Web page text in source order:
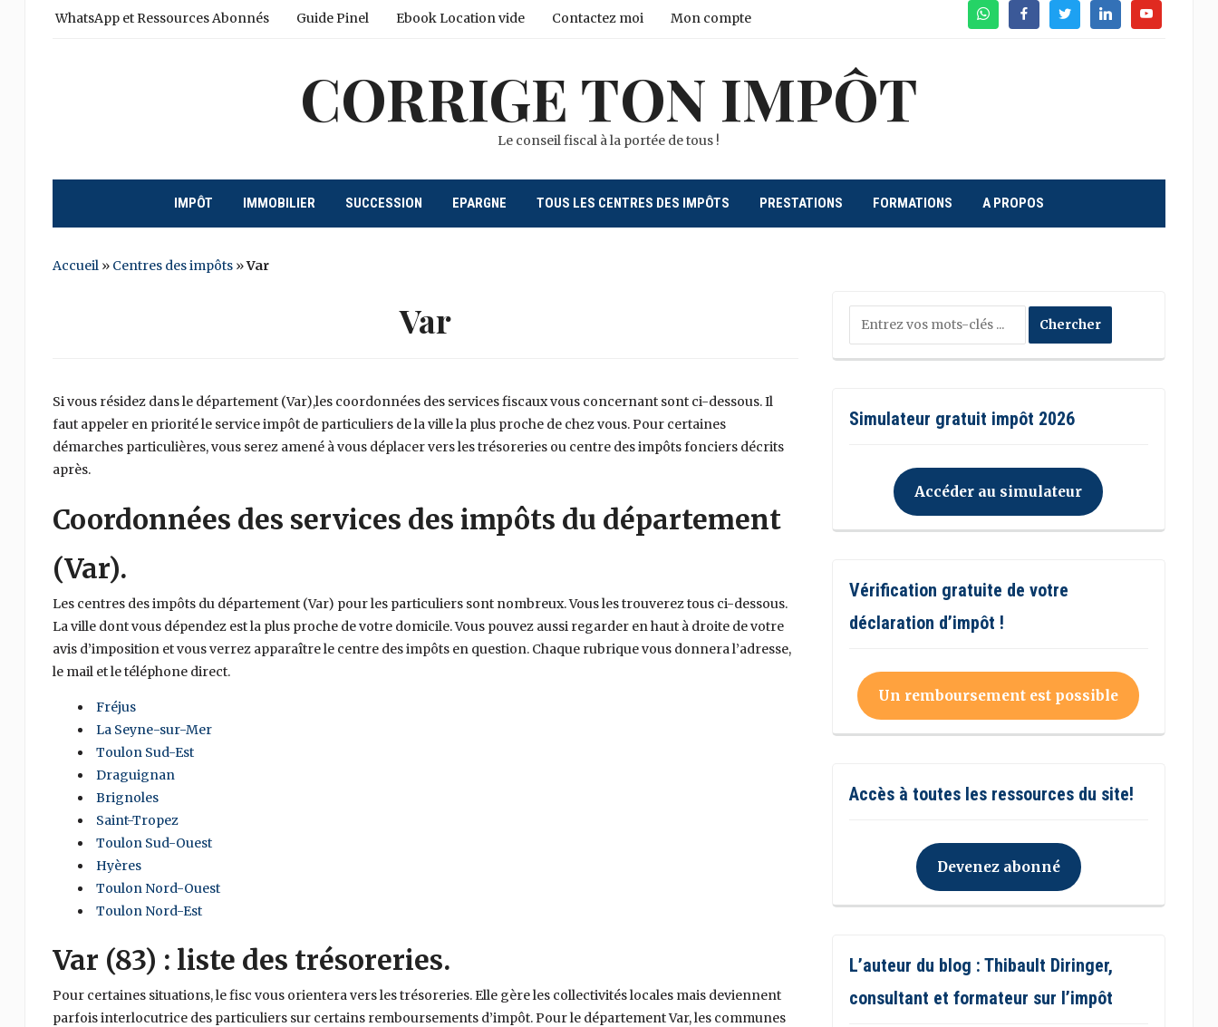
WhatsAppFacebookTwitterLinkedinYoutube
WhatsApp et Ressources Abonnés Guide Pinel Ebook Location vide Contactez moi Mon compte
CORRIGE TON IMPÔT
Le conseil fiscal à la portée de tous !
IMPÔT IMMOBILIER SUCCESSION EPARGNE TOUS LES CENTRES DES IMPÔTS PRESTATIONS FORMATIONS A PROPOS
Accueil» Centres des impôts»Var
Var
Si vous résidez dans le département (Var),les coordonnées des services fiscaux vous concernant sont ci-dessous. Il
faut appeler en priorité le service impôt de particuliers de la ville la plus proche de chez vous. Pour certaines
démarches particulières, vous serez amené à vous déplacer vers les trésoreries ou centre des impôts fonciers décrits
après.
Coordonnées des services des impôts du département
(Var).
Les centres des impôts du département (Var) pour les particuliers sont nombreux. Vous les trouverez tous ci-dessous.
La ville dont vous dépendez est la plus proche de votre domicile. Vous pouvez aussi regarder en haut à droite de votre
avis d’imposition et vous verrez apparaître le centre des impôts en question. Chaque rubrique vous donnera l’adresse,
le mail et le téléphone direct.
Fréjus
La Seyne-sur-Mer
Toulon Sud-Est
Draguignan
Brignoles
Saint-Tropez
Toulon Sud-Ouest
Hyères
Toulon Nord-Ouest
Toulon Nord-Est
Var (83) : liste des trésoreries.
Pour certaines situations, le fisc vous orientera vers les trésoreries. Elle gère les collectivités locales mais deviennent
parfois interlocutrice des particuliers sur certains remboursements d’impôt. Pour le département Var, les communes
Simulateur gratuit impôt 2026
Accéder au simulateur
Vérification gratuite de votre
déclaration d’impôt !
Un remboursement est possible
Accès à toutes les ressources du site!
Devenez abonné
L’auteur du blog : Thibault Diringer,
consultant et formateur sur l’impôt